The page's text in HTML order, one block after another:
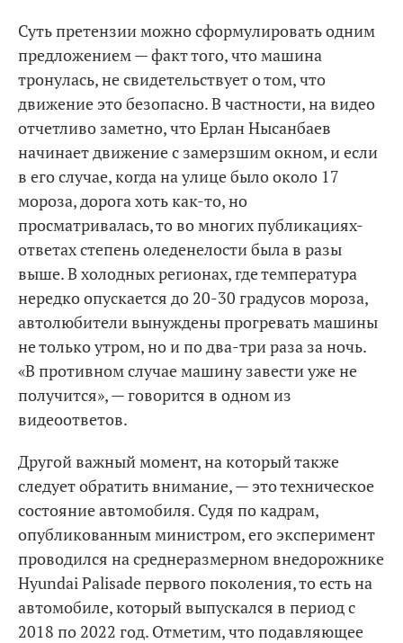
Суть претензии можно сформулировать одним
предложением — факт того, что машина
тронулась, не свидетельствует о том, что
движение это безопасно. В частности, на видео
отчетливо заметно, что Ерлан Нысанбаев
начинает движение с замерзшим окном, и если
в его случае, когда на улице было около 17
мороза, дорога хоть как-то, но
просматривалась, то во многих публикациях-
ответах степень оледенелости была в разы
выше. В холодных регионах, где температура
нередко опускается до 20-30 градусов мороза,
автолюбители вынуждены прогревать машины
не только утром, но и по два-три раза за ночь.
«В противном случае машину завести уже не
получится», — говорится в одном из
видеоответов.
Другой важный момент, на который также
следует обратить внимание, — это техническое
состояние автомобиля. Судя по кадрам,
опубликованным министром, его эксперимент
проводился на среднеразмерном внедорожнике
Hyundai Palisade первого поколения, то есть на
автомобиле, который выпускался в период с
2018 по 2022 год. Отметим, что подавляющее